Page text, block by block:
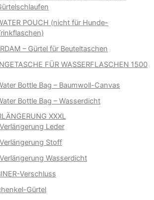
POUCH (nicht für Hunde-
– Gürtel für Beuteltaschen
FÜR WASSERFLASCHEN 1500
Bottle Bag – Baumwoll-Canvas
Bottle Bag – Wasserdicht
XXXL
Leder
Stoff
Wasserdicht
Verschluss
Gürtel